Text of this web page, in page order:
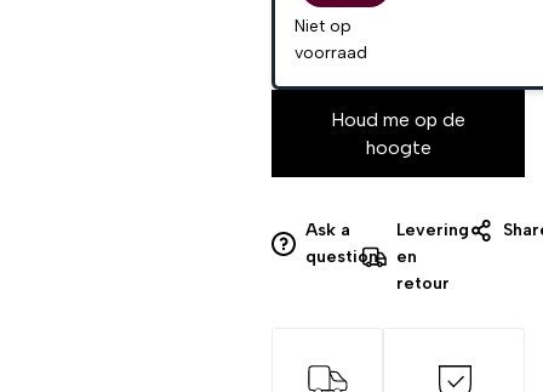
Niet op
voorraad
Houd me op de
hoogte
Ask a
question
Levering
en
retour